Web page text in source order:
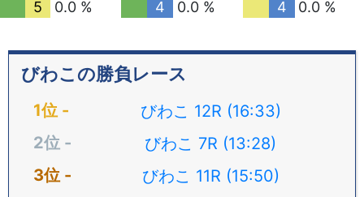
5
0.0 %
4
0.0 %
4
0.0 %
びわこの勝負レース
びわこ 12R (16:33)
びわこ 7R (13:28)
びわこ 11R (15:50)